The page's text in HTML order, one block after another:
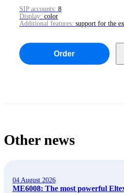
SIP accounts: 8
Display: color
Additional features: support for the
Order
Other news
04 August 2026
ME6008: The most powerful